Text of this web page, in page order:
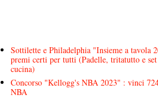
Sottilette e Philadelphia "Insieme a tavola
premi certi per tutti (Padelle, tritatutto e
cucina)
Concorso "Kellogg's NBA 2023" : vinci
NBA